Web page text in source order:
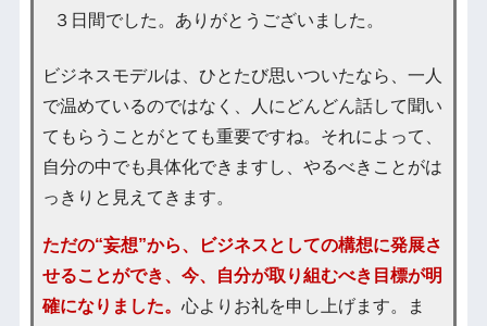
３日間でした。ありがとうございました。
ビジネスモデルは、ひとたび思いついたなら、一人
で温めているのではなく、人にどんどん話して聞い
てもらうことがとても重要ですね。それによって、
自分の中でも具体化できますし、やるべきことがは
っきりと見えてきます。
ただの“妄想”から、ビジネスとしての構想に発展さ
せることができ、今、自分が取り組むべき目標が明
確になりました。 心よりお礼を申し上げます。ま